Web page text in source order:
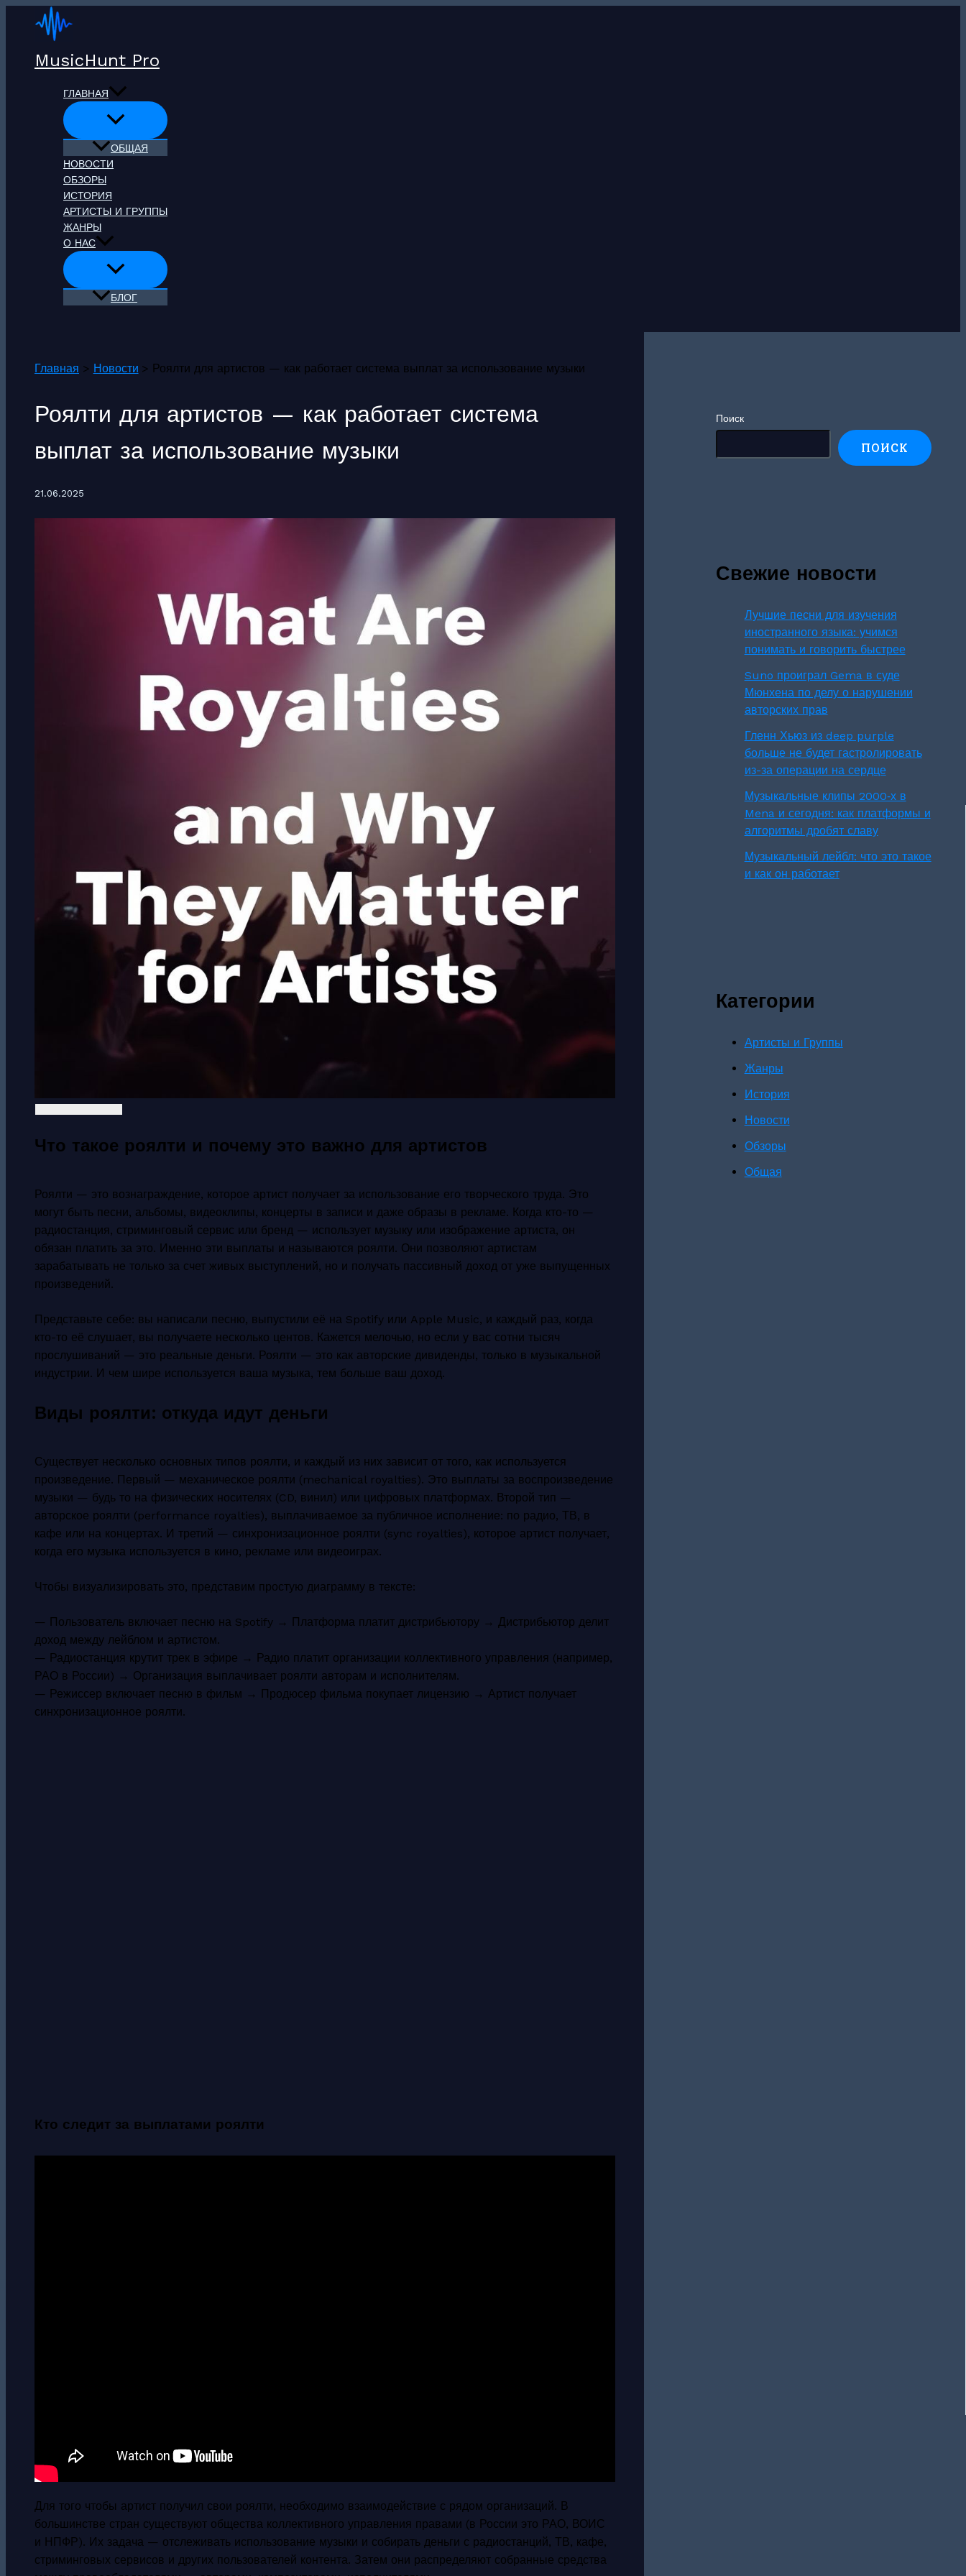
Перейти
MusicHunt Pro
ГЛАВНАЯ
ОБЩАЯ
НОВОСТИ
ОБЗОРЫ
ИСТОРИЯ
АРТИСТЫ И ГРУППЫ
ЖАНРЫ
О НАС
БЛОГ
Главная Новости Роялти для артистов — как работает система выплат за использование музыки
Роялти для артистов — как работает система
выплат за использование музыки
21.06.2025
Что такое роялти и почему это важно для артистов
Роялти — это вознаграждение, которое артист получает за использование его творческого труда. Это
могут быть песни, альбомы, видеоклипы, концерты в записи и даже образы в рекламе. Когда кто-то —
радиостанция, стриминговый сервис или бренд — использует музыку или изображение артиста, он
обязан платить за это. Именно эти выплаты и называются роялти. Они позволяют артистам
зарабатывать не только за счет живых выступлений, но и получать пассивный доход от уже выпущенных
произведений.
Представьте себе: вы написали песню, выпустили её на Spotify или Apple Music, и каждый раз, когда
кто-то её слушает, вы получаете несколько центов. Кажется мелочью, но если у вас сотни тысяч
прослушиваний — это реальные деньги. Роялти — это как авторские дивиденды, только в музыкальной
индустрии. И чем шире используется ваша музыка, тем больше ваш доход.
Виды роялти: откуда идут деньги
Существует несколько основных типов роялти, и каждый из них зависит от того, как используется
произведение. Первый — механическое роялти (mechanical royalties). Это выплаты за воспроизведение
музыки — будь то на физических носителях (CD, винил) или цифровых платформах. Второй тип —
авторское роялти (performance royalties), выплачиваемое за публичное исполнение: по радио, ТВ, в
кафе или на концертах. И третий — синхронизационное роялти (sync royalties), которое артист получает,
когда его музыка используется в кино, рекламе или видеоиграх.
Чтобы визуализировать это, представим простую диаграмму в тексте:
— Пользователь включает песню на Spotify → Платформа платит дистрибьютору → Дистрибьютор делит
доход между лейблом и артистом.
— Радиостанция крутит трек в эфире → Радио платит организации коллективного управления (например,
РАО в России) → Организация выплачивает роялти авторам и исполнителям.
— Режиссер включает песню в фильм → Продюсер фильма покупает лицензию → Артист получает
синхронизационное роялти.
Кто следит за выплатами роялти
Для того чтобы артист получил свои роялти, необходимо взаимодействие с рядом организаций. В
большинстве стран существуют общества коллективного управления правами (в России это РАО, ВОИС
и НПФР). Их задача — отслеживать использование музыки и собирать деньги с радиостанций, ТВ, кафе,
стриминговых сервисов и других пользователей контента. Затем они распределяют собранные средства
Поиск
ПОИСК
Свежие новости
Лучшие песни для изучения
иностранного языка: учимся
понимать и говорить быстрее
Suno проиграл Gema в суде
Мюнхена по делу о нарушении
авторских прав
Гленн Хьюз из deep purple
больше не будет гастролировать
из-за операции на сердце
Музыкальные клипы 2000‑х в
Mena и сегодня: как платформы и
алгоритмы дробят славу
Музыкальный лейбл: что это такое
и как он работает
Категории
Артисты и Группы
Жанры
История
Новости
Обзоры
Общая